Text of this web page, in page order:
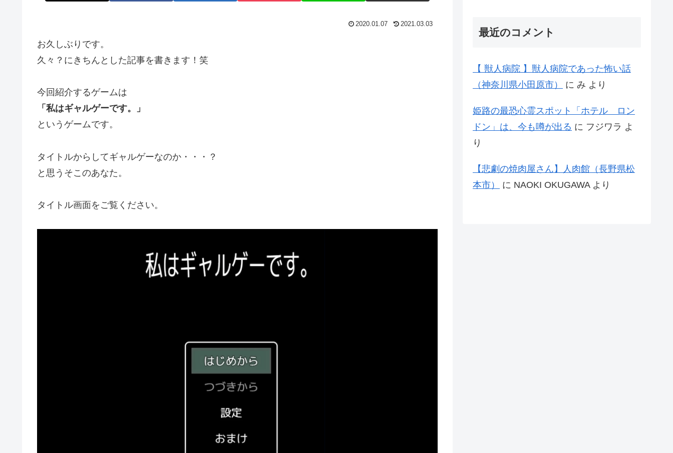
2020.01.07 2021.03.03
お久しぶりです。
久々？にきちんとした記事を書きます！笑
今回紹介するゲームは
「私はギャルゲーです。」
というゲームです。
タイトルからしてギャルゲーなのか・・・？
と思うそこのあなた。
タイトル画面をご覧ください。
最近のコメント
【 獣人病院 】獣人病院であった怖い話
（神奈川県小田原市）
に み より
姫路の最恐心霊スポット「ホテル ロン
ドン」は、今も噂が出る に フジワラ よ
り
【悲劇の焼肉屋さん】人肉館（長野県松
本市）
に NAOKI OKUGAWAより